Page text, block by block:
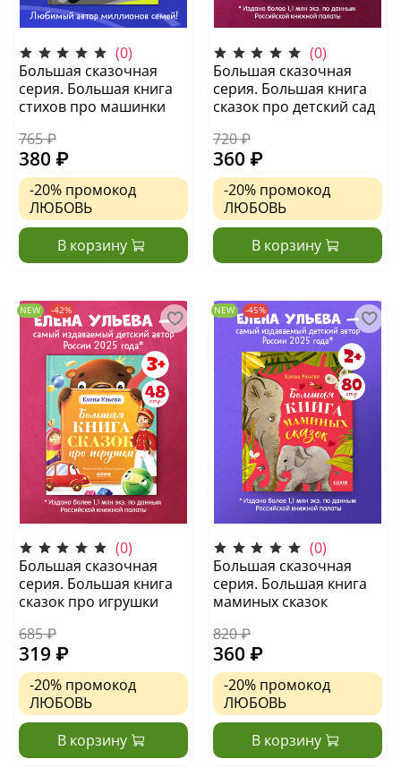
(0)
Большая сказочная
серия. Большая книга
стихов про машинки
765 ₽
380 ₽
-20% промокод
ЛЮБОВЬ
В корзину
(0)
Большая сказочная
серия. Большая книга
сказок про детский сад
720 ₽
360 ₽
-20% промокод
ЛЮБОВЬ
В корзину
NEW -42%
(0)
Большая сказочная
серия. Большая книга
сказок про игрушки
685 ₽
319 ₽
-20% промокод
ЛЮБОВЬ
В корзину
NEW -45%
(0)
Большая сказочная
серия. Большая книга
маминых сказок
820 ₽
360 ₽
-20% промокод
ЛЮБОВЬ
В корзину